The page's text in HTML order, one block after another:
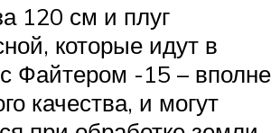
120 см и плуг
которые идут в
Файтером -15 – вполне
качества, и могут